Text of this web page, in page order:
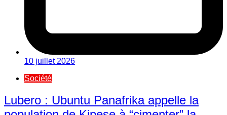
10 juillet 2026
Société
Lubero : Ubuntu Panafrika appelle la